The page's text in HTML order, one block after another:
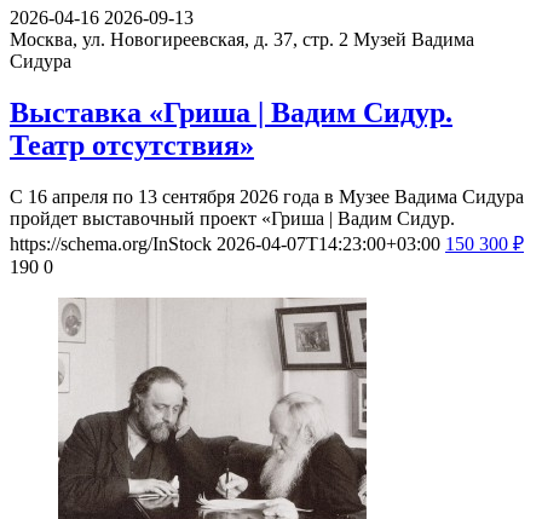
2026-04-16 2026-09-13
Москва, ул. Новогиреевская, д. 37, стр. 2 Музей Вадима
Сидура
Выставка «Гриша | Вадим Сидур.
Театр отсутствия»
С 16 апреля по 13 сентября 2026 года в Музее Вадима Сидура
пройдет выставочный проект «Гриша | Вадим Сидур.
https://schema.org/InStock 2026-04-07T14:23:00+03:00 150 300 ₽
190 0